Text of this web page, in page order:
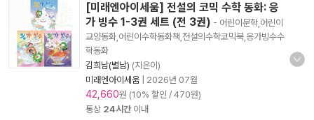
[미래엔아이세움] 전설의 코믹 수학 동화: 응
가 빙수 1-3권 세트 (전 3권) - 어린이문학,어린이
교양동화,어린이수학동화책,전설의수학코믹북,응가빙수수
학동화
김희남(별남) (지은이)
미래엔아이세움
2026년 07월
42,660원 (10% 할인 / 470원)
통상 24시간이내